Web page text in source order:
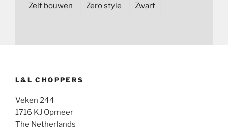
Zelf bouwen Zero style Zwart
L&L CHOPPERS
Veken 244
1716 KJ Opmeer
The Netherlands